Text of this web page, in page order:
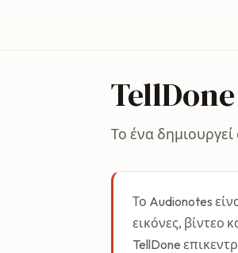
Το ένα
Το Audionotes
εικόνες, βίντεο
TellDone